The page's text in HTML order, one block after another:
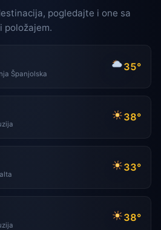
pogledajte i one sa
položajem.
Španjolska
35°
38°
33°
38°